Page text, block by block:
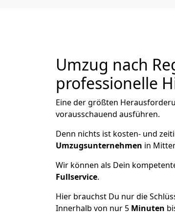
Umzug nach
professionelle
Eine der größten
vorausschauend ausführen.
Denn nichts ist kosten- und
Umzugsunternehmen in
Wir können als Dein
Fullservice.
Hier brauchst Du nur die
Innerhalb von nur 5 Minuten